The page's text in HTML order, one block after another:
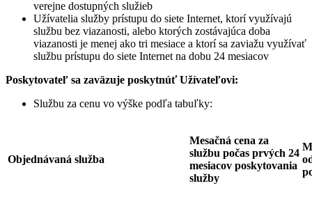
verejne dostupných služieb
Užívatelia služby prístupu do siete Internet, ktorí využívajú
službu bez viazanosti, alebo ktorých zostávajúca doba
viazanosti je menej ako tri mesiace a ktorí sa zaviažu využívať
službu prístupu do siete Internet na dobu 24 mesiacov
Poskytovateľ sa zaväzuje poskytnúť Užívateľovi:
Službu za cenu vo výške podľa tabuľky:
Objednávaná služba
Mesačná cena za
službu počas prvých 24
mesiacov poskytovania
služby